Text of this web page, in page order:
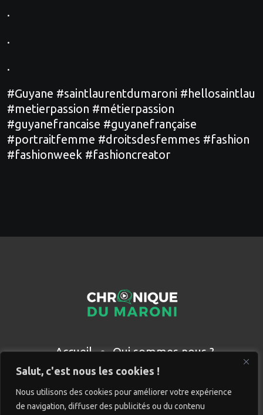
Salut, c'est nous les cookies !
Nous utilisons des cookies pour améliorer votre expérience
de navigation, diffuser des publicités ou du contenu
.
.
.
#Guyane #saintlaurentdumaroni #hellosaintlau
#metierpassion #métierpassion
#guyanefrancaise #guyanefrançaise
#portraitfemme #droitsdesfemmes #fashion
#fashionweek #fashioncreator
Accueil
Qui sommes nous ?
Partenaires
Contact